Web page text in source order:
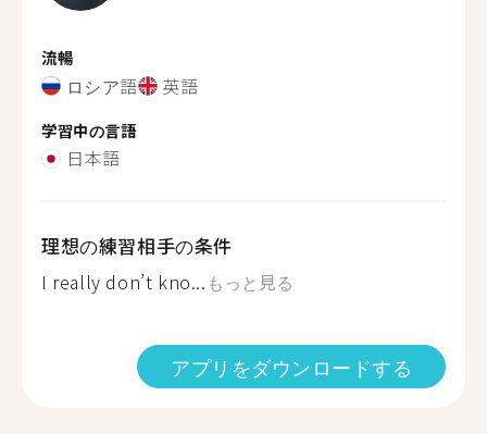
流暢
ロシア語 英語
学習中の言語
日本語
理想の練習相手の条件
I really don’t kno... もっと見る
アプリをダウンロードする